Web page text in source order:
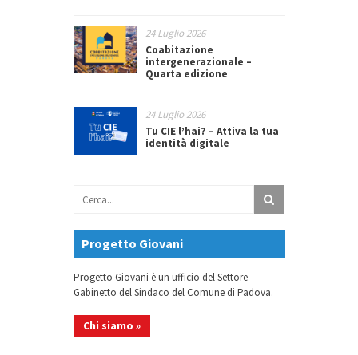
24 Luglio 2026
Coabitazione
intergenerazionale –
Quarta edizione
24 Luglio 2026
Tu CIE l’hai? – Attiva la tua
identità digitale
Progetto Giovani
Progetto Giovani è un ufficio del Settore
Gabinetto del Sindaco del Comune di Padova.
Chi siamo »